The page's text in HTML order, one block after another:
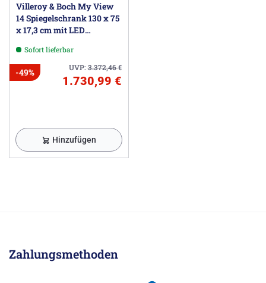
Villeroy & Boch My View
14 Spiegelschrank 130 x 75
x 17,3 cm mit LED
Sofort lieferbar
UVP:3.372,46€
-49%
1.730,99 €
Hinzufügen
Zahlungsmethoden